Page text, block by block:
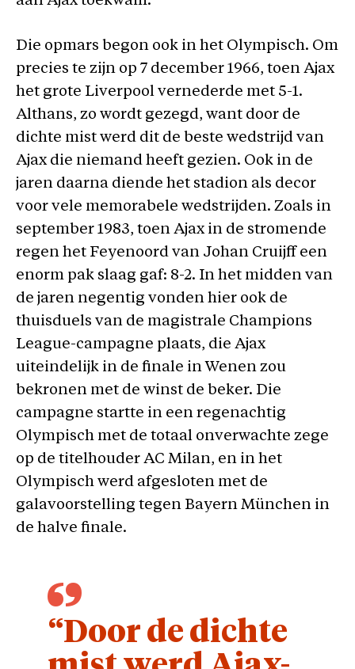
Die opmars begon ook in het Olympisch. Om
precies te zijn op 7 december 1966, toen Ajax
het grote Liverpool vernederde met 5-1.
Althans, zo wordt gezegd, want door de
dichte mist werd dit de beste wedstrijd van
Ajax die niemand heeft gezien. Ook in de
jaren daarna diende het stadion als decor
voor vele memorabele wedstrijden. Zoals in
september 1983, toen Ajax in de stromende
regen het Feyenoord van Johan Cruijff een
enorm pak slaag gaf: 8-2. In het midden van
de jaren negentig vonden hier ook de
thuisduels van de magistrale Champions
League-campagne plaats, die Ajax
uiteindelijk in de finale in Wenen zou
bekronen met de winst de beker. Die
campagne startte in een regenachtig
Olympisch met de totaal onverwachte zege
op de titelhouder AC Milan, en in het
Olympisch werd afgesloten met de
galavoorstelling tegen Bayern München in
de halve finale.
“Door de dichte